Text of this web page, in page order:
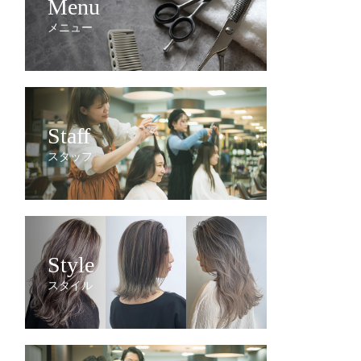
Menu
メニュー
Staff
スタッフ
Style
スタイル